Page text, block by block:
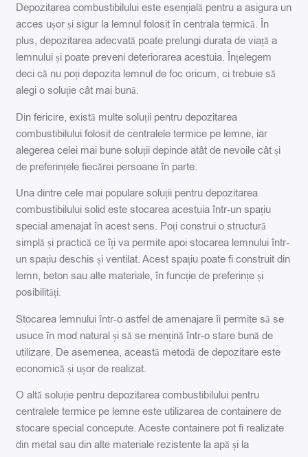
Depozitarea combustibilului este esențială pentru a asigura un
acces ușor și sigur la lemnul folosit în centrala termică. În
plus, depozitarea adecvată poate prelungi durata de viață a
lemnului și poate preveni deteriorarea acestuia. Înțelegem
deci că nu poți depozita lemnul de foc oricum, ci trebuie să
alegi o soluție cât mai bună.
Din fericire, există multe soluții pentru depozitarea
combustibilului folosit de centralele termice pe lemne, iar
alegerea celei mai bune soluții depinde atât de nevoile cât și
de preferințele fiecărei persoane în parte.
Una dintre cele mai populare soluții pentru depozitarea
combustibilului solid este stocarea acestuia într-un spațiu
special amenajat în acest sens. Poți construi o structură
simplă și practică ce îți va permite apoi stocarea lemnului într-
un spațiu deschis și ventilat. Acest spațiu poate fi construit din
lemn, beton sau alte materiale, în funcție de preferințe și
posibilități.
Stocarea lemnului într-o astfel de amenajare îi permite să se
usuce în mod natural și să se mențină într-o stare bună de
utilizare. De asemenea, această metodă de depozitare este
economică și ușor de realizat.
O altă soluție pentru depozitarea combustibilului pentru
centralele termice pe lemne este utilizarea de containere de
stocare special concepute. Aceste containere pot fi realizate
din metal sau din alte materiale rezistente la apă și la